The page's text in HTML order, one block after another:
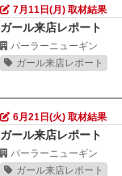
7月11日(月) 取材結果
ガール来店レポート
パーラーニューギン
ガール来店レポート
6月21日(火) 取材結果
ガール来店レポート
パーラーニューギン
ガール来店レポート